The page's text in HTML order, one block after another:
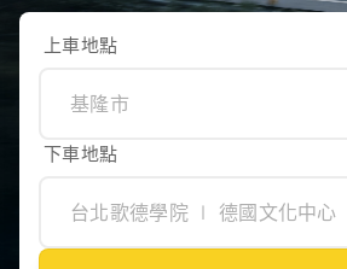
上車地點
下車地點